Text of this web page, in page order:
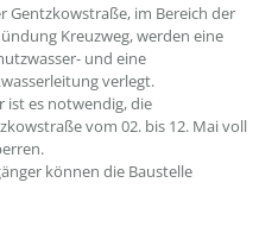
absaetzeOben[1]/titel ???
Gentzkowstraße, im Bereich der
Kreuzweg, werden eine
und eine
verlegt.
ist es notwendig, die
vom 02. bis 12. Mai voll
können die Baustelle